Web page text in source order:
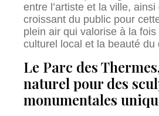
entre l’artiste et la ville, ainsi
croissant du public pour
plein air qui valorise à la
culturel local et la beauté du
Le Parc des
naturel pour des
monumentales